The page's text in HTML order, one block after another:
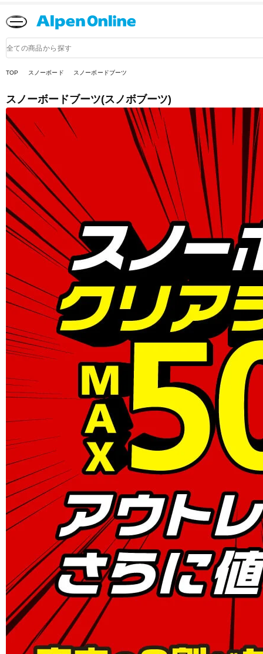
品
検
TOP
スノーボード スノーボードブーツ
スノーボードブーツ(スノボブーツ)